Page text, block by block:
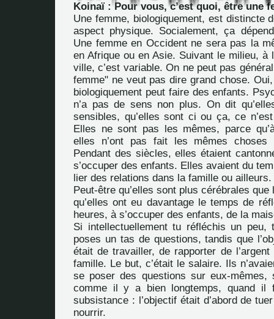
Koinaï : Pour vous, c’est quoi, être une
Une femme, biologiquement, est distincte
aspect physique. Socialement, ça
Une femme en Occident ne sera pas la
en Afrique ou en Asie. Suivant le milieu, à
ville, c’est variable. On ne peut pas
femme" ne veut pas dire grand chose.
biologiquement peut faire des enfants.
n’a pas de sens non plus. On dit
sensibles, qu’elles sont ci ou ça, ce
Elles ne sont pas les mêmes, parce
elles n’ont pas fait les mêmes choses
Pendant des siècles, elles étaient
s’occuper des enfants. Elles avaient du
lier des relations dans la famille ou ailleurs.
Peut-être qu’elles sont plus cérébrales
qu’elles ont eu davantage le temps de
heures, à s’occuper des enfants, de la
Si intellectuellement tu réfléchis un
poses un tas de questions, tandis que
était de travailler, de rapporter de
famille. Le but, c’était le salaire. Ils
se poser des questions sur eux-mêmes,
comme il y a bien longtemps, quand il
subsistance : l’objectif était d’abord de
nourrir.